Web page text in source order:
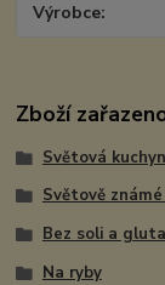
Výrobce
Zboží
Světová
Světově
Bez soli a
Na ryby